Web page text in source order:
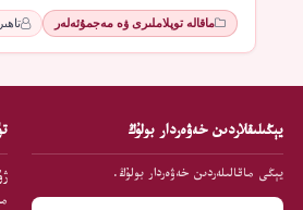
ماقالە توپلاملىرى ۋە مەجمۇئەلەر
يېڭىلىقلاردىن خەۋەردار بولۇڭ
يېڭى ماقالىلەردىن خەۋەردار بولۇڭ.